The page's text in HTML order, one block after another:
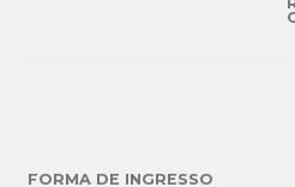
FORMA DE INGRESSO